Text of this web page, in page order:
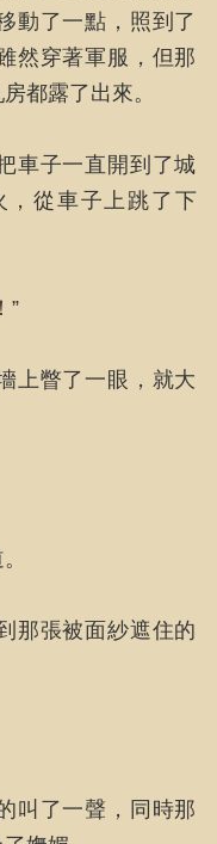
動了一點，照到了
然穿著軍服，但那
都露了出來。
車子一直開到了城
，從車子上跳了下
”
上瞥了一眼，就大
那張被面紗遮住的
叫了一聲，同時那